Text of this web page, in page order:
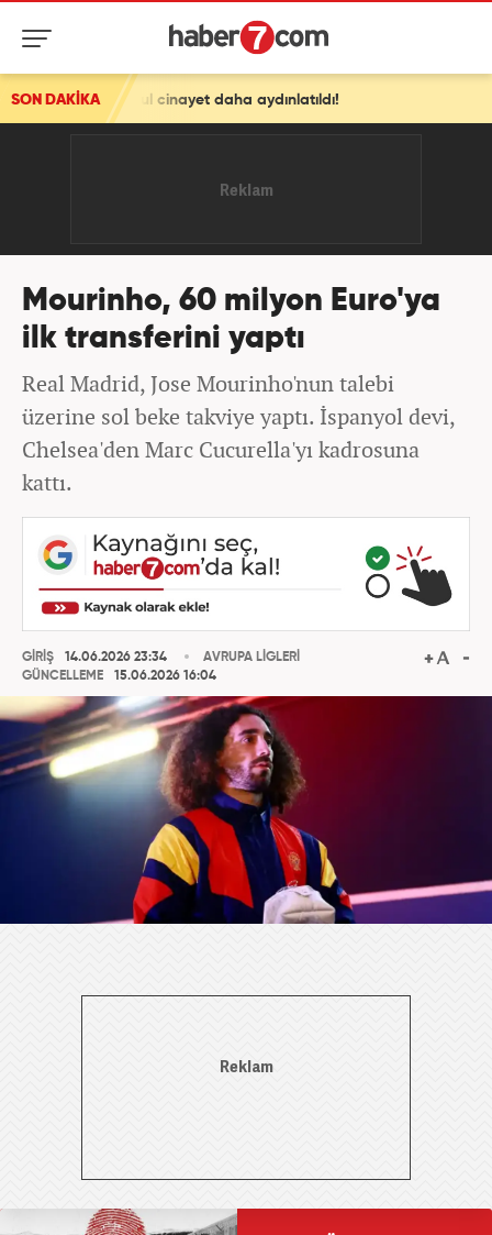
SON DAKİKA
cinayet daha aydınlatıldı!
Mourinho, 60 milyon Euro'ya
ilk transferini yaptı
Real Madrid, Jose Mourinho'nun talebi
üzerine sol beke takviye yaptı. İspanyol devi,
Chelsea'den Marc Cucurella'yı kadrosuna
kattı.
GİRİŞ
14.06.2026 23:34
GÜNCELLEME
15.06.2026 16:04
AVRUPA LİGLERİ